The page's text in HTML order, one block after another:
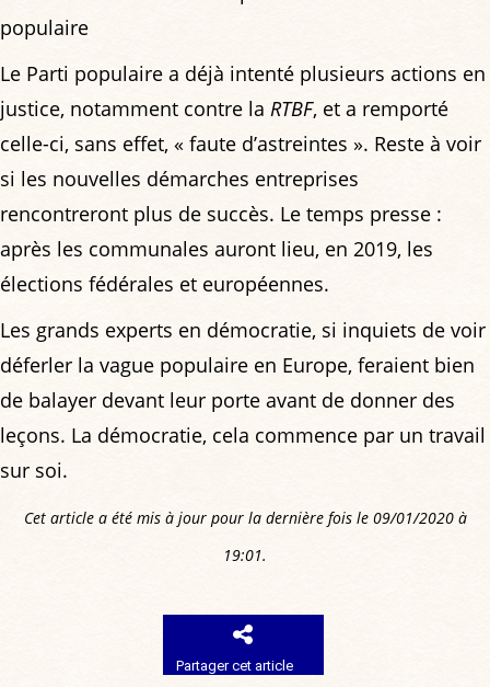
populaire
Le Parti populaire a déjà intenté plusieurs actions en
justice, notamment contre la RTBF, et a remporté
celle-ci, sans effet, « faute d’astreintes ». Reste à voir
si les nouvelles démarches entreprises
rencontreront plus de succès. Le temps presse :
après les communales auront lieu, en 2019, les
élections fédérales et européennes.
Les grands experts en démocratie, si inquiets de voir
déferler la vague populaire en Europe, feraient bien
de balayer devant leur porte avant de donner des
leçons. La démocratie, cela commence par un travail
sur soi.
Cet article a été mis à jour pour la dernière fois le 09/01/2020 à
19:01.
Partager cet article